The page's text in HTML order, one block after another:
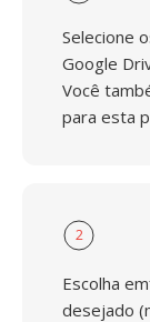
Selecione
Google
Você
para esta
2
Escolha
desejado